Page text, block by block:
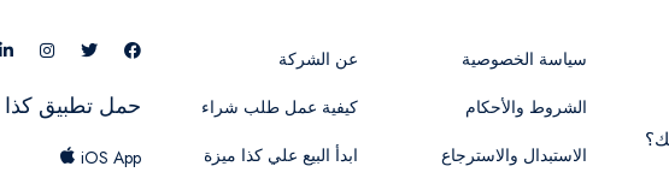
سياسة الخصوصية
الشروط والأحكام
الاستبدال والاسترجاع
عن الشركة
كيفية عمل طلب شراء
ابدأ البيع علي كذا ميزة
حمل تطبيق كذا
iOS App